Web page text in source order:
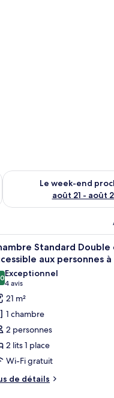
août 14 - août 16
Le week-end
août 21 - août
Vérifier la disponibilité
et sur un bâtiment situé
:
16
Standard Double
aux personnes
sur 10
Exceptionnel
4 avis
(4 avis)
21 m²
1 chambre
2 personnes
2 lits 1 place
Wi-Fi gratuit
de détails